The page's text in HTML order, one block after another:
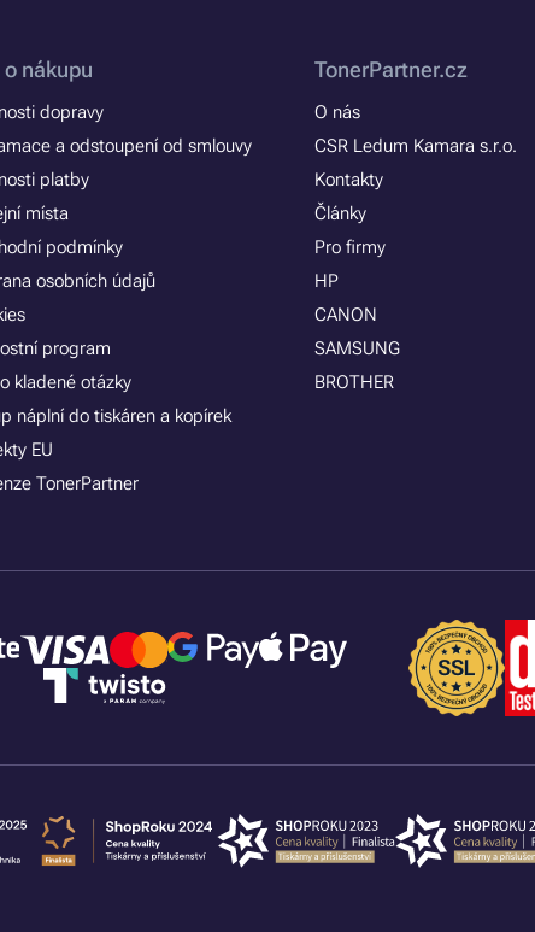
o nákupu
dopravy
a odstoupení od smlouvy
platby
místa
podmínky
osobních údajů
program
kladené otázky
náplní do tiskáren a kopírek
EU
TonerPartner
TonerPartner.cz
O nás
CSR Ledum Kamara s.r.o.
Kontakty
Články
Pro firmy
HP
CANON
SAMSUNG
BROTHER